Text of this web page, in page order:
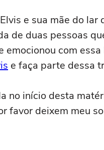
e sua mãe do lar
de duas pessoas
emocionou com
e faça parte dessa
no início desta
favor deixem meu